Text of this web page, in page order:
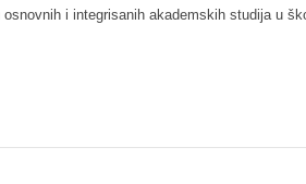
i integrisanih akademskih studija u